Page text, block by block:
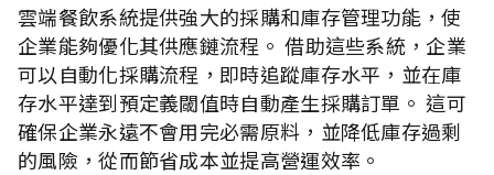
雲端餐飲系統提供強大的採購和庫存管理功能，使
企業能夠優化其供應鏈流程。 借助這些系統，企業
可以自動化採購流程，即時追蹤庫存水平，並在庫
存水平達到預定義閾值時自動產生採購訂單。 這可
確保企業永遠不會用完必需原料，並降低庫存過剩
的風險，從而節省成本並提高營運效率。